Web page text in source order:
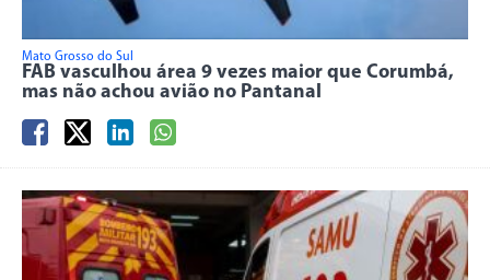
Mato Grosso do Sul
FAB vasculhou área 9 vezes maior que Corumbá,
mas não achou avião no Pantanal